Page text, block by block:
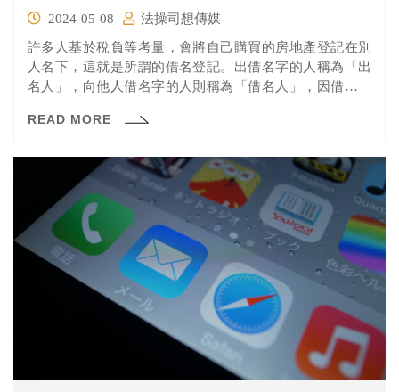
2024-05-08
法操司想傳媒
許多人基於稅負等考量，會將自己購買的房地產登記在別
人名下，這就是所謂的借名登記。出借名字的人稱為「出
名人」，向他人借名字的人則稱為「借名人」，因借名登
就是因為借用他人的名義購買農地，出名人藉故不願意歸
READ MORE